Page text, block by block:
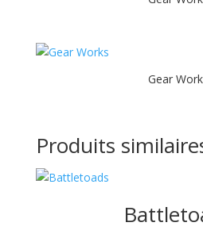
Gear
Produits